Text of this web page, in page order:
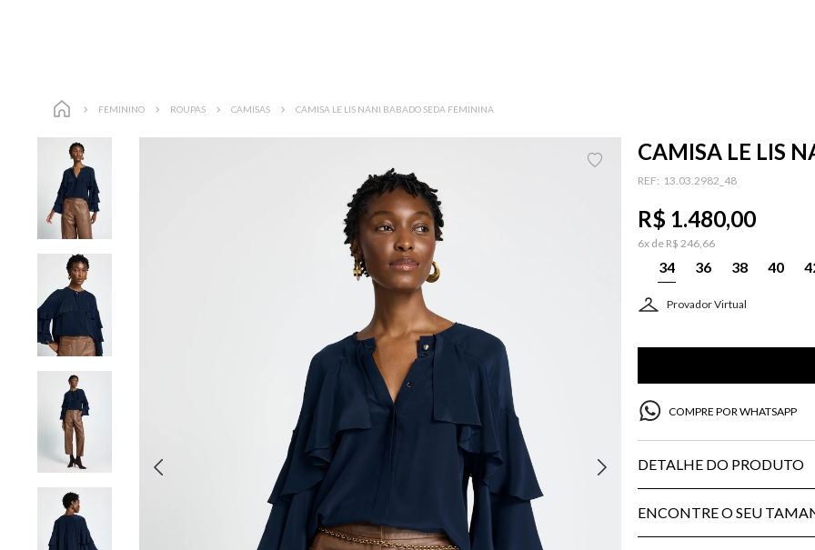
FEMININO ROUPAS CAMISAS CAMISA LE LIS NANI BABADO SEDA FEMININA
CAMISA LE LIS
: 13.03.2982_48
R$ 1.480,00
6x de R$ 246,66
34 36 38 40
Provador Virtual
COMPRE POR WHATSAPP
DETALHE DO PRODUTO
ENCONTRE O SEU